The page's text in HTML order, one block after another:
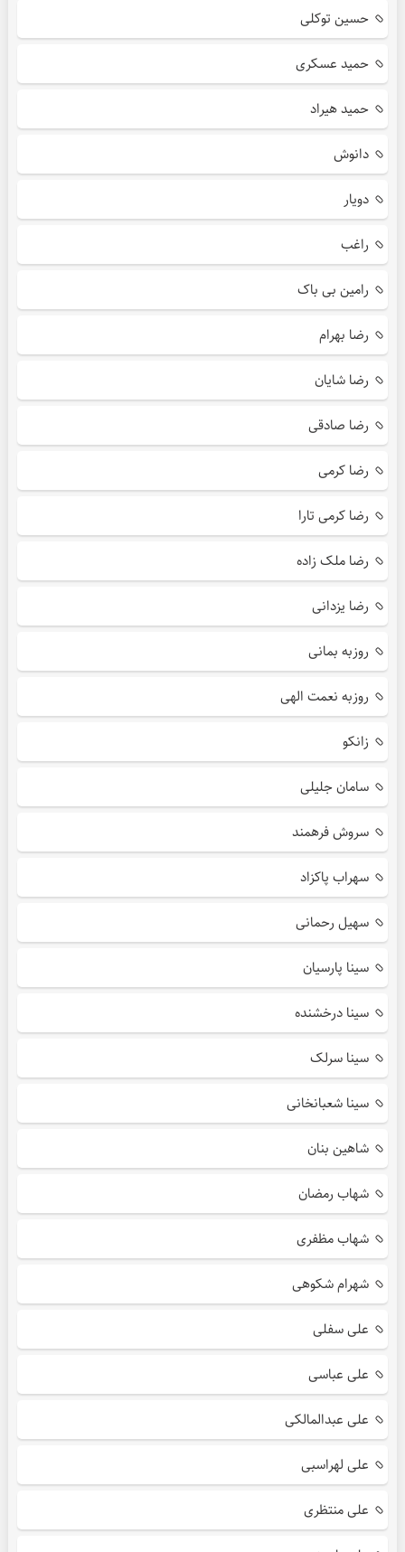
حسین توکلی
حمید عسکری
حمید هیراد
دانوش
دویار
راغب
رامین بی باک
رضا بهرام
رضا شایان
رضا صادقی
رضا کرمی
رضا کرمی تارا
رضا ملک زاده
رضا یزدانی
روزبه بمانی
روزبه نعمت الهی
زانکو
سامان جلیلی
سروش فرهمند
سهراب پاکزاد
سهیل رحمانی
سینا پارسیان
سینا درخشنده
سینا سرلک
سینا شعبانخانی
شاهین بنان
شهاب رمضان
شهاب مظفری
شهرام شکوهی
علی سفلی
علی عباسی
علی عبدالمالکی
علی لهراسبی
علی منتظری